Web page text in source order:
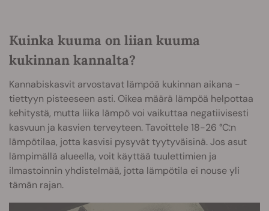
Kuinka kuuma on liian kuuma
kukinnan kannalta?
Kannabiskasvit arvostavat lämpöä kukinnan aikana -
tiettyyn pisteeseen asti. Oikea määrä lämpöä helpottaa
kehitystä, mutta liika lämpö voi vaikuttaa negatiivisesti
kasvuun ja kasvien terveyteen. Tavoittele 18-26 °C:n
lämpötilaa, jotta kasvisi pysyvät tyytyväisinä. Jos asut
lämpimällä alueella, voit käyttää tuulettimien ja
ilmastoinnin yhdistelmää, jotta lämpötila ei nouse yli
tämän rajan.